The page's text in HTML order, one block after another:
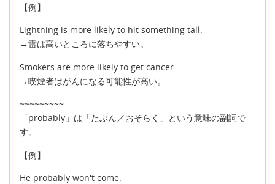
【例】
Lightning is more likely to hit something tall.
→雷は高いところに落ちやすい。
Smokers are more likely to get cancer.
→喫煙者はがんになる可能性が高い。
~~~~~~~~~
「probably」は「たぶん／おそらく」という意味の副詞で
す。
【例】
He probably won't come.